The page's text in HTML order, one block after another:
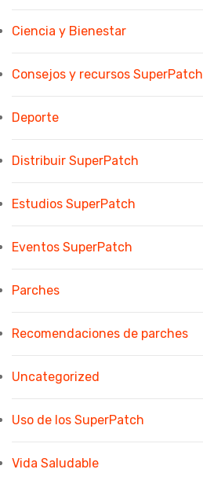
Ciencia y Bienestar
Consejos y recursos SuperPatch
Deporte
Distribuir SuperPatch
Estudios SuperPatch
Eventos SuperPatch
Parches
Recomendaciones de parches
Uncategorized
Uso de los SuperPatch
Vida Saludable